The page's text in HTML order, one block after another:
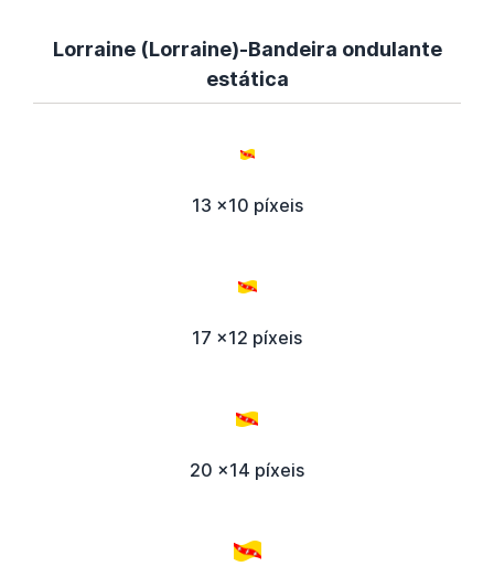
Lorraine (Lorraine)-Bandeira ondulante
estática
13 x10 píxeis
17 x12 píxeis
20 x14 píxeis